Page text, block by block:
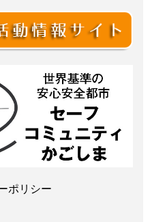
ポリシー